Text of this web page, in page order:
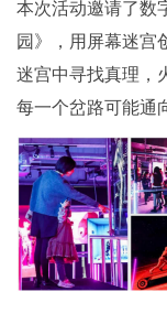
本次活动邀请了数
园》，用屏幕迷宫
迷宫中寻找真理，
每一个岔路可能通